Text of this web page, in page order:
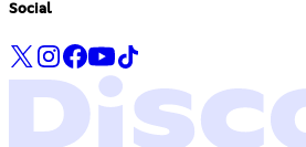
Social